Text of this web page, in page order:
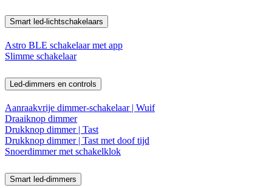
Smart led-lichtschakelaars
Astro BLE schakelaar met app
Slimme schakelaar
Led-dimmers en controls
Aanraakvrije dimmer-schakelaar | Wuif
Draaiknop dimmer
Drukknop dimmer | Tast
Drukknop dimmer | Tast met doof tijd
Snoerdimmer met schakelklok
Smart led-dimmers